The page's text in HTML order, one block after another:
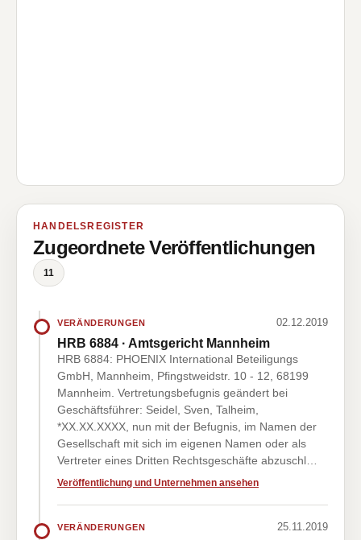
HANDELSREGISTER
Zugeordnete Veröffentlichungen
11
VERÄNDERUNGEN 02.12.2019
HRB 6884 · Amtsgericht Mannheim
HRB 6884: PHOENIX International Beteiligungs
GmbH, Mannheim, Pfingstweidstr. 10 - 12, 68199
Mannheim. Vertretungsbefugnis geändert bei
Geschäftsführer: Seidel, Sven, Talheim,
*XX.XX.XXXX, nun mit der Befugnis, im Namen der
Gesellschaft mit sich im eigenen Namen oder als
Vertreter eines Dritten Rechtsgeschäfte abzuschl…
Veröffentlichung und Unternehmen ansehen
VERÄNDERUNGEN 25.11.2019